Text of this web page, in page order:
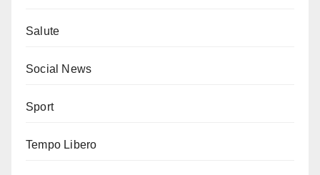
Salute
Social News
Sport
Tempo Libero